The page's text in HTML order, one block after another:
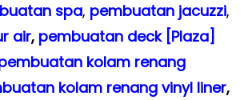
spa, pembuatan jacuzzi,
air, pembuatan deck [Plaza]
kolam renang
kolam renang vinyl liner,